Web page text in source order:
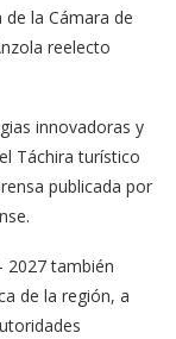
la Cámara de
reelecto
innovadoras y
Táchira turístico
publicada por
2027 también
de la región, a